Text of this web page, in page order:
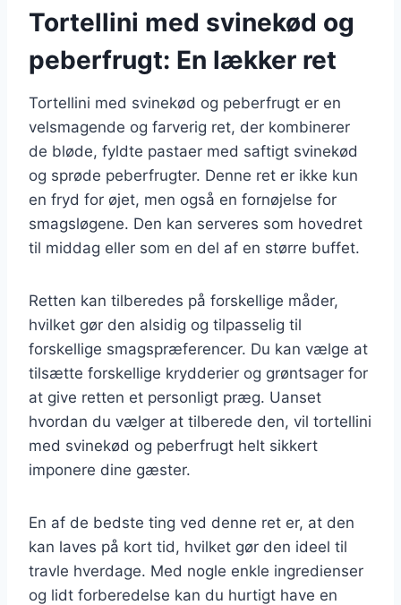
Tortellini med svinekød og
peberfrugt: En lækker ret
Tortellini med svinekød og peberfrugt er en
velsmagende og farverig ret, der kombinerer
de bløde, fyldte pastaer med saftigt svinekød
og sprøde peberfrugter. Denne ret er ikke kun
en fryd for øjet, men også en fornøjelse for
smagsløgene. Den kan serveres som hovedret
til middag eller som en del af en større buffet.
Retten kan tilberedes på forskellige måder,
hvilket gør den alsidig og tilpasselig til
forskellige smagspræferencer. Du kan vælge at
tilsætte forskellige krydderier og grøntsager for
at give retten et personligt præg. Uanset
hvordan du vælger at tilberede den, vil tortellini
med svinekød og peberfrugt helt sikkert
imponere dine gæster.
En af de bedste ting ved denne ret er, at den
kan laves på kort tid, hvilket gør den ideel til
travle hverdage. Med nogle enkle ingredienser
og lidt forberedelse kan du hurtigt have en